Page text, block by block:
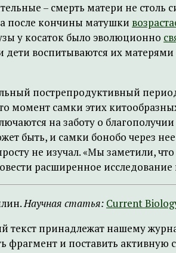
– смерть матери не столь
после кончины матушки
у косаток было эволюционно
дети воспитываются их матерями
пострепродуктивный
момент самки этих
на заботу о
быть, и самки бонобо через
не изучал. «Мы заметили,
расширенное исследование
Научная статья: Current
текст принадлежат нашему
фрагмент и поставить